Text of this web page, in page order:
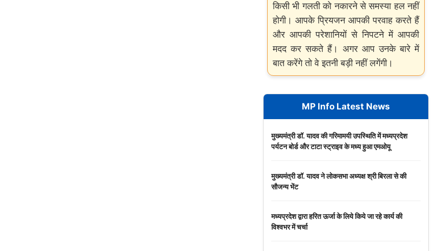
किसी भी गलती को नकारने से समस्या हल नहीं
होगी। आपके प्रियजन आपकी परवाह करते हैं
और आपकी परेशानियों से निपटने में आपकी
मदद कर सकते हैं। अगर आप उनके बारे में
बात करेंगे तो वे इतनी बड़ी नहीं लगेंगी।
MP Info Latest News
मुख्यमंत्री डॉ. यादव की गरिमामयी उपस्थिति में मध्यप्रदेश
पर्यटन बोर्ड और टाटा स्ट्राइव के मध्य हुआ एमओयू
मुख्यमंत्री डॉ. यादव ने लोकसभा अध्यक्ष श्री बिरला से की
सौजन्य भेंट
मध्यप्रदेश द्वारा हरित ऊर्जा के लिये किये जा रहे कार्य की
विश्वभर में चर्चा